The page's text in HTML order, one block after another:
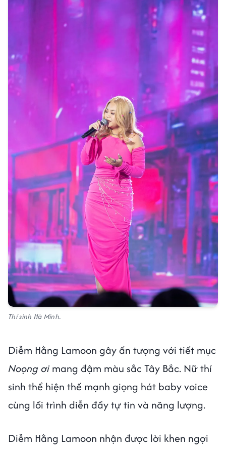
Thí sinh Hà Minh.
Diễm Hằng Lamoon gây ấn tượng với tiết mục
Noọng ơimang đậm màu sắc Tây Bắc. Nữ thí
sinh thể hiện thế mạnh giọng hát baby voice
cùng lối trình diễn đầy tự tin và năng lượng.
Diễm Hằng Lamoon nhận được lời khen ngợi